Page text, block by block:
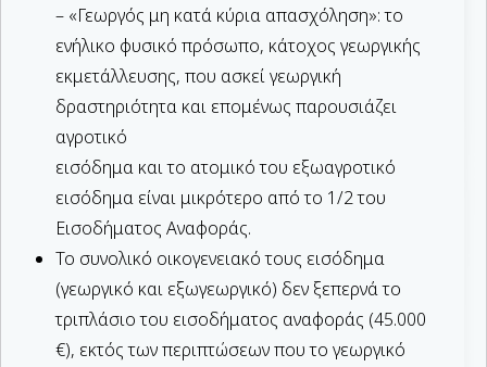
– «Γεωργός μη κατά κύρια απασχόληση»: το
ενήλικο φυσικό πρόσωπο, κάτοχος γεωργικής
εκμετάλλευσης, που ασκεί γεωργική
δραστηριότητα και επομένως παρουσιάζει
αγροτικό
εισόδημα και το ατομικό του εξωαγροτικό
εισόδημα είναι μικρότερο από το 1/2 του
Εισοδήματος Αναφοράς.
Το συνολικό οικογενειακό τους εισόδημα
(γεωργικό και εξωγεωργικό) δεν ξεπερνά το
τριπλάσιο του εισοδήματος αναφοράς (45.000
€), εκτός των περιπτώσεων που το γεωργικό